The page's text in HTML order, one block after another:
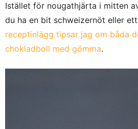
Istället för nougathjärta i mitten
du ha en bit schweizernöt eller
receptinlägg tipsar jag om båda
chokladboll med gömma.